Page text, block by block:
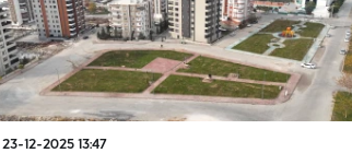
23-12-2025 13:47